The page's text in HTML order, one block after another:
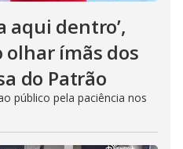
aqui dentro’,
olhar ímãs dos
do Patrão
público pela paciência nos